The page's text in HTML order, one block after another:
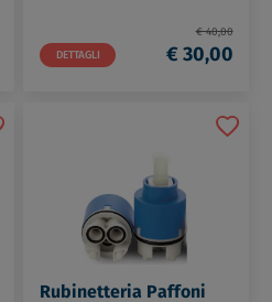
DETTAGLI
€ 40,00
€ 30,00
Rubinetteria Paffoni